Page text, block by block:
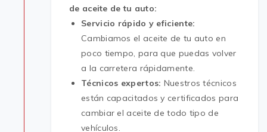
de aceite de tu auto:
Servicio rápido y eficiente:
Cambiamos el aceite de tu auto en
poco tiempo, para que puedas volver
a la carretera rápidamente.
Técnicos expertos: Nuestros técnicos
están capacitados y certificados para
cambiar el aceite de todo tipo de
vehículos.